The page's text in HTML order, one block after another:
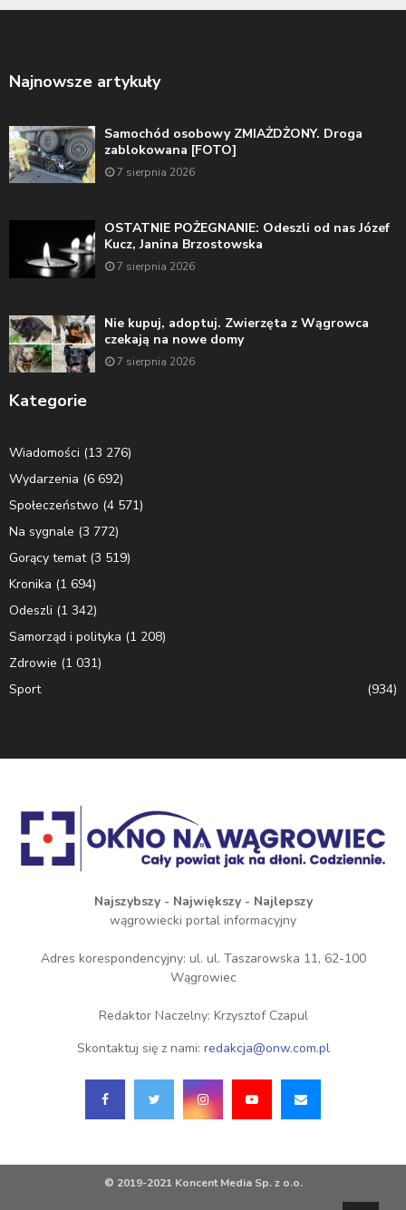
Najnowsze artykuły
Samochód osobowy ZMIAŻDŻONY. Droga
zablokowana [FOTO]
7 sierpnia 2026
OSTATNIE POŻEGNANIE: Odeszli od nas Józef
Kucz, Janina Brzostowska
7 sierpnia 2026
Nie kupuj, adoptuj. Zwierzęta z Wągrowca
czekają na nowe domy
7 sierpnia 2026
Kategorie
Wiadomości (13 276)
Wydarzenia (6 692)
Społeczeństwo (4 571)
Na sygnale (3 772)
Gorący temat(3 519)
Kronika (1 694)
Odeszli (1 342)
Samorząd i polityka (1 208)
Zdrowie (1 031)
Sport
(934)
Najszybszy - Największy - Najlepszy
wągrowiecki portal informacyjny
Adres korespondencyjny: ul. ul. Taszarowska 11, 62-100
Wągrowiec
Redaktor Naczelny: Krzysztof Czapul
Skontaktuj się z nami: redakcja@onw.com.pl
© 2019-2021 Koncent Media Sp. z o.o.